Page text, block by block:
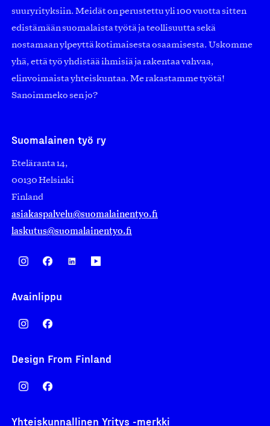
suuryrityksiin. Meidät on perustettu yli 100 vuotta sitten
edistämään suomalaista työtä ja teollisuutta sekä
nostamaan ylpeyttä kotimaisesta osaamisesta. Uskomme
yhä, että työ yhdistää ihmisiä ja rakentaa vahvaa,
elinvoimaista yhteiskuntaa. Me rakastamme työtä!
Sanoimmeko sen jo?
Suomalainen työ ry
Eteläranta 14,
00130 Helsinki
Finland
asiakaspalvelu@suomalainentyo.fi
laskutus@suomalainentyo.fi
Avainlippu
Design From Finland
Yhteiskunnallinen Yritys -merkki